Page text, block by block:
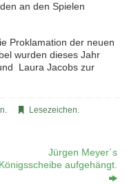
an den Spielen
Proklamation der neuen
wurden dieses Jahr
Laura Jacobs zur
. Lesezeichen.
Jürgen Meyer´s
Königsscheibe aufgehängt.